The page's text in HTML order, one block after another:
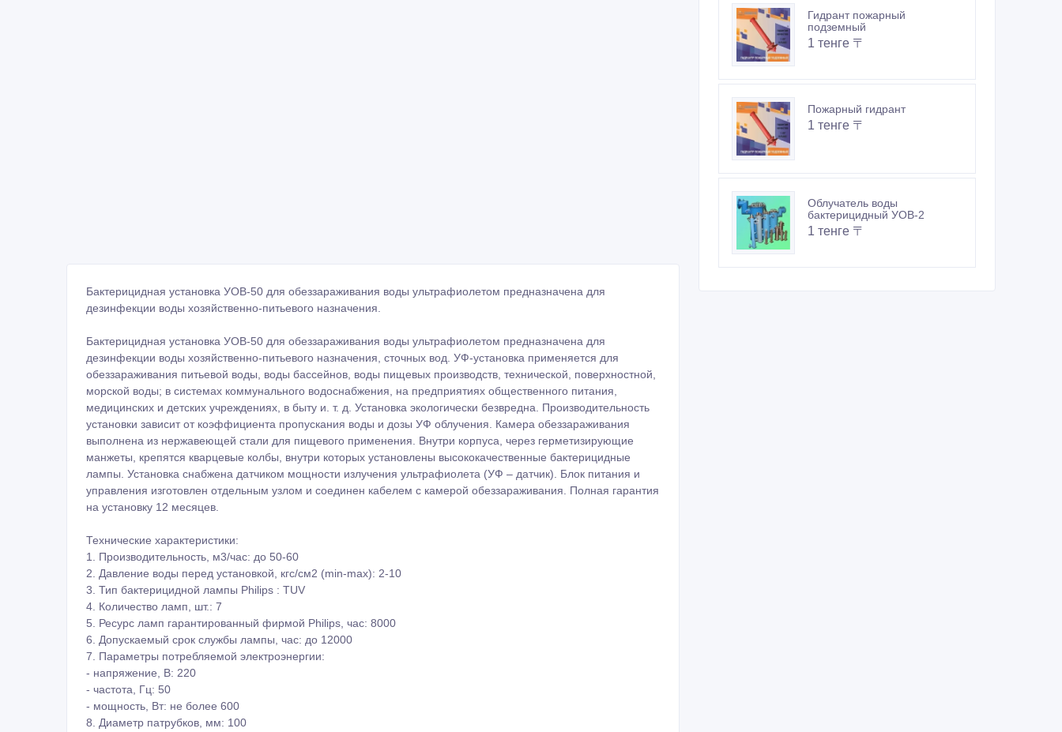
Бактерицидная установка УОВ-50 для обеззараживания воды ультрафиолетом предназначена для
дезинфекции воды хозяйственно-питьевого назначения.
Бактерицидная установка УОВ-50 для обеззараживания воды ультрафиолетом предназначена для
дезинфекции воды хозяйственно-питьевого назначения, сточных вод. УФ-установка применяется для
обеззараживания питьевой воды, воды бассейнов, воды пищевых производств, технической, поверхностной,
морской воды; в системах коммунального водоснабжения, на предприятиях общественного питания,
медицинских и детских учреждениях, в быту и. т. д. Установка экологически безвредна. Производительность
установки зависит от коэффициента пропускания воды и дозы УФ облучения. Камера обеззараживания
выполнена из нержавеющей стали для пищевого применения. Внутри корпуса, через герметизирующие
манжеты, крепятся кварцевые колбы, внутри которых установлены высококачественные бактерицидные
лампы. Установка снабжена датчиком мощности излучения ультрафиолета (УФ – датчик). Блок питания и
управления изготовлен отдельным узлом и соединен кабелем с камерой обеззараживания. Полная гарантия
на установку 12 месяцев.
Технические характеристики:
1. Производительность, м3/час: до 50-60
2. Давление воды перед установкой, кгс/см2 (min-max): 2-10
3. Тип бактерицидной лампы Philips : TUV
4. Количество ламп, шт.: 7
5. Ресурс ламп гарантированный фирмой Philips, час: 8000
6. Допускаемый срок службы лампы, час: до 12000
7. Параметры потребляемой электроэнергии:
- напряжение, В: 220
- частота, Гц: 50
- мощность, Вт: не более 600
8. Диаметр патрубков, мм: 100
Гидрант пожарный
подземный
1 тенге 〒
Пожарный гидрант
1 тенге 〒
Облучатель воды
бактерицидный УОВ-2
1 тенге 〒